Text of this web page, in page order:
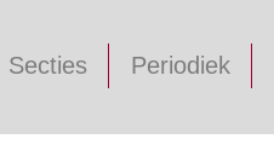
Secties Periodiek